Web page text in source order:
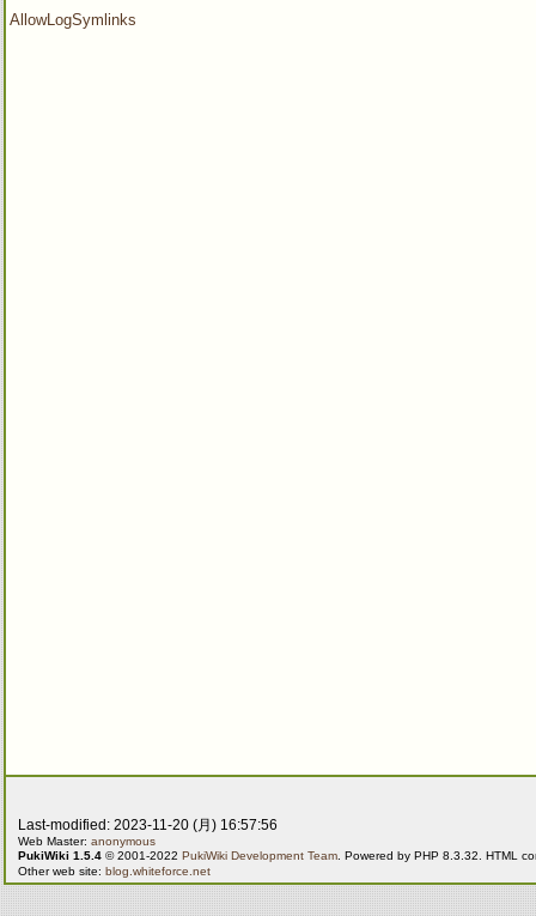
AllowLogSymlinks
Last-modified: 2023-11-20 (月) 16:57:56
Web Master: anonymous
PukiWiki 1.5.4 © 2001-2022 PukiWiki Development Team . Powered by PHP 8.3.32. HTML
Other web site: blog.whiteforce.net